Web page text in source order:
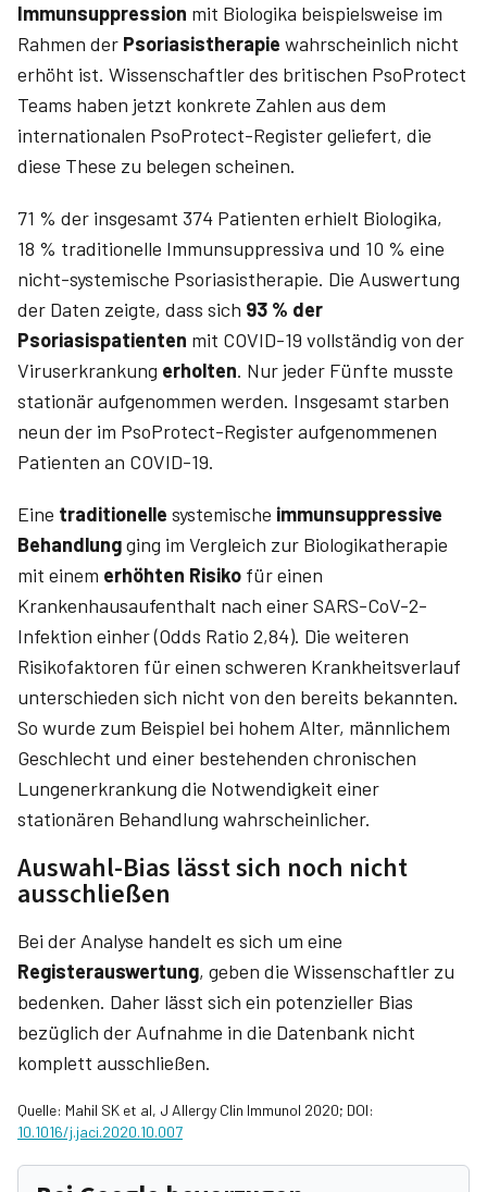
Immunsuppression mit Biologika beispielsweise im
Rahmen der Psoriasistherapie wahrscheinlich nicht
erhöht ist. Wissenschaftler des britischen PsoProtect
Teams haben jetzt konkrete Zahlen aus dem
internationalen PsoProtect-Register geliefert, die
diese These zu belegen scheinen.
71 % der insgesamt 374 Patienten erhielt Biologika,
18 % traditionelle Immunsuppressiva und 10 % eine
nicht-systemische Psoriasistherapie. Die Auswertung
der Daten zeigte, dass sich 93 % der
Psoriasispatienten mit COVID-19 vollständig von der
Viruserkrankung erholten. Nur jeder Fünfte musste
stationär aufgenommen werden. Insgesamt starben
neun der im PsoProtect-Register aufgenommenen
Patienten an COVID-19.
Eine traditionelle systemische immunsuppressive
Behandlungging im Vergleich zur Biologikatherapie
mit einem erhöhten Risiko für einen
Krankenhausaufenthalt nach einer SARS-CoV-2-
Infektion einher (Odds Ratio 2,84). Die weiteren
Risikofaktoren für einen schweren Krankheitsverlauf
unterschieden sich nicht von den bereits bekannten.
So wurde zum Beispiel bei hohem Alter, männlichem
Geschlecht und einer bestehenden chronischen
Lungenerkrankung die Notwendigkeit einer
stationären Behandlung wahrscheinlicher.
Auswahl-Bias lässt sich noch nicht
ausschließen
Bei der Analyse handelt es sich um eine
Registerauswertung, geben die Wissenschaftler zu
bedenken. Daher lässt sich ein potenzieller Bias
bezüglich der Aufnahme in die Datenbank nicht
komplett ausschließen.
Quelle: Mahil SK et al, J Allergy Clin Immunol 2020; DOI:
10.1016/j.jaci.2020.10.007